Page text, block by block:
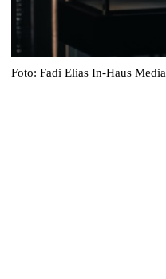
Foto: Fadi Elias In-Haus Media